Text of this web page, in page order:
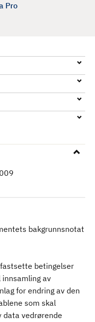
Pro
bakgrunnsnotat
betingelser
av
for endring av den
som skal
data vedrørende